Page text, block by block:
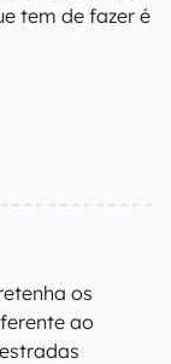
tem de fazer é
os
ao